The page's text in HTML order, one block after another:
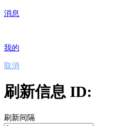
消息
我的
取消
刷新信息 ID:
刷新间隔